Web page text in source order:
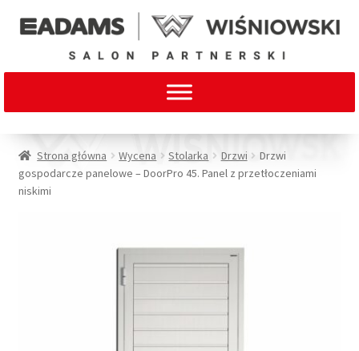
Strona główna Wycena Stolarka Drzwi
Drzwi
gospodarcze panelowe – DoorPro 45. Panel z przetłoczeniami
niskimi